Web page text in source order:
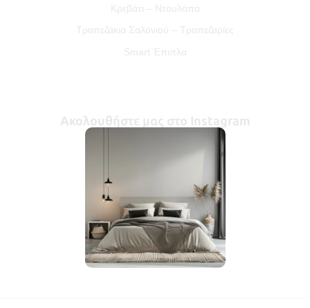
Κρεβάτι – Ντουλάπα
Τραπεζάκια Σαλονιού – Τραπεζαρίες
Smart Έπιπλα
Ακολουθήστε μας στο Instagram